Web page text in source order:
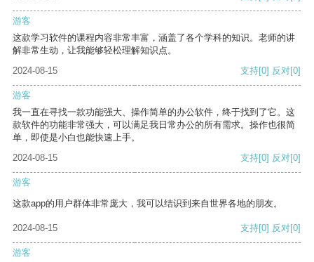
游客
这款学习软件的课程内容非常丰富，涵盖了各个学科的知识。老师的讲
解非常生动，让我能够轻松理解知识点。
2024-08-15
支持[0] 反对[0]
游客
我一直在寻找一款功能强大、操作简单的办公软件，终于找到了它。这
款软件的功能非常强大，可以满足我日常办公的所有需求。操作也很简
单，即使是小白也能快速上手。
2024-08-15
支持[0] 反对[0]
游客
这款app的用户群体非常庞大，我可以结识到来自世界各地的朋友。
2024-08-15 支持[0] 反对[0]
游客